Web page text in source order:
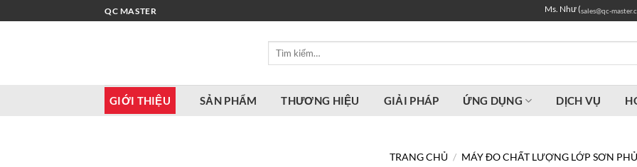
qua
QC MASTER Ms. Như (sales@qc-
Tìm
GIỚI THIỆU SẢN PHẨM THƯƠNG HIỆU GIẢI PHÁP ỨNG DỤNG DỊCH VỤ
TRANG CHỦ / MÁY ĐO CHẤT LƯỢNG LỚP SƠN PHỦ